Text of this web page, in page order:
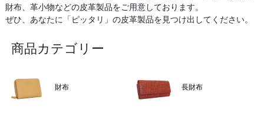
財布、革小物などの皮革製品をご用意しております。
ぜひ、あなたに「ピッタリ」の皮革製品を見つけ出してください。
商品カテゴリー
財布 長財布